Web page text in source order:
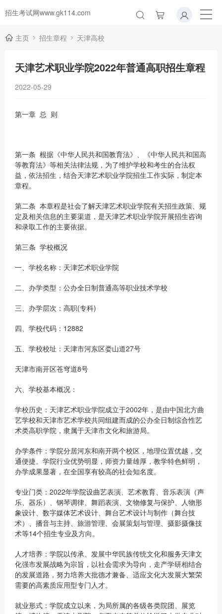
招生考试网www.gk114.com
主页 招生章程 天津高校
天津艺术职业学院2022年普通高职招生章程
2022-05-29
第一章 总 则
第一条 根据《中华人民共和国教育法》、《中华人民共和国高
等教育法》等相关法律法规，为了维护学校和考生的合法权
益，依法招生，结合天津艺术职业学院招生工作实际，制定本
章程。
第二条 本章程是社会了解天津艺术职业学院有关招生政策、规
定及相关信息的主要渠道，是天津艺术职业学院开展招生咨询
和录取工作的主要依据。
第三条 学校概况
一、学校名称：天津艺术职业学院
二、办学类型：公办全日制普通高等职业技术学校
三、办学层次：高职(专科)
四、学校代码：12882
五、学校校址：天津市河东区娄山道27号
天津市南开区苍穹道8号
六、学校基本概况：
学校历史：天津艺术职业学院成立于2002年，是由中国北方曲
艺学校和天津市艺术学校共同组建而成的公办全日制综合性艺
术类高职学院，隶属于天津市文化和旅游局。
办学条件：学院分居河东和南开两个校区，地理位置优越，交
通便捷。学院行业优势明显，师资力量雄厚，教学特色鲜明，
办学成果显著，在全国享有较高的社会知名度。
专业门类：2022年学院设曲艺表演、艺术教育、音乐表演（声
乐、器乐）、钢琴调律、舞蹈表演、文物修复与保护、人物形
象设计、数字媒体艺术设计、舞台艺术设计与制作（舞台技
术）、播音与主持、旅游管理、会展策划与管理、摄影摄像技
术等14个招生专业及方向。
人才培养：学院以传承、发展中华民族传统文化和服务天津文
化强市发展战略为宗旨，以社会需求为导向，走产学研相结合
的发展道路，努力培养大批德才兼备、适应文化大发展大繁荣
需要的高素质应用型专门人才。
就业形式：学院成立以来，为局所属的各级各类院团、展览